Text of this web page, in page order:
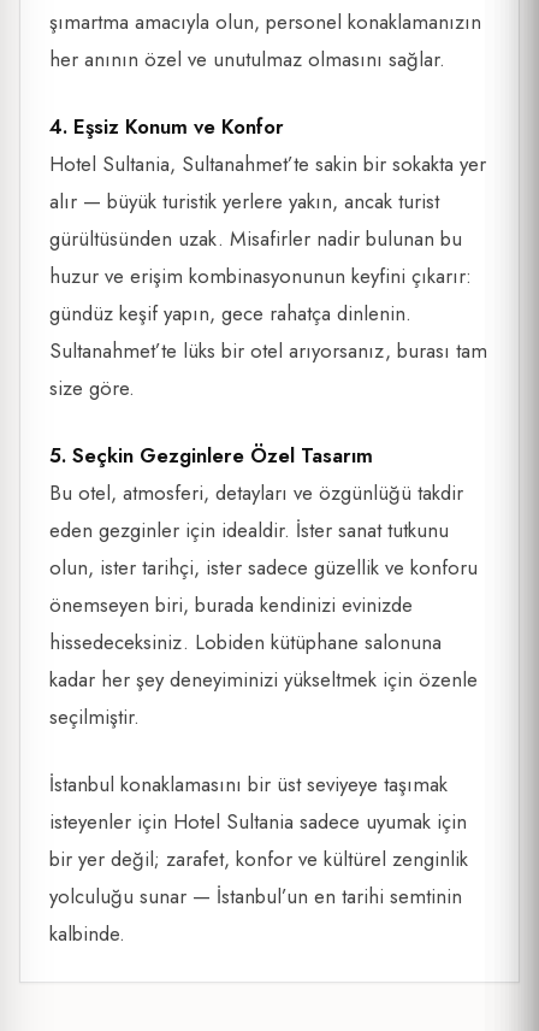
şımartma amacıyla olun, personel konaklamanızın
her anının özel ve unutulmaz olmasını sağlar.
4. Eşsiz Konum ve Konfor
Hotel Sultania, Sultanahmet’te sakin bir sokakta yer
alır — büyük turistik yerlere yakın, ancak turist
gürültüsünden uzak. Misafirler nadir bulunan bu
huzur ve erişim kombinasyonunun keyfini çıkarır:
gündüz keşif yapın, gece rahatça dinlenin.
Sultanahmet’te lüks bir otel arıyorsanız, burası tam
size göre.
5. Seçkin Gezginlere Özel Tasarım
Bu otel, atmosferi, detayları ve özgünlüğü takdir
eden gezginler için idealdir. İster sanat tutkunu
olun, ister tarihçi, ister sadece güzellik ve konforu
önemseyen biri, burada kendinizi evinizde
hissedeceksiniz. Lobiden kütüphane salonuna
kadar her şey deneyiminizi yükseltmek için özenle
seçilmiştir.
İstanbul konaklamasını bir üst seviyeye taşımak
isteyenler için Hotel Sultania sadece uyumak için
bir yer değil; zarafet, konfor ve kültürel zenginlik
yolculuğu sunar — İstanbul’un en tarihi semtinin
kalbinde.